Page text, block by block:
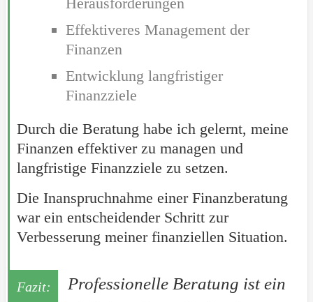
Effektiveres Management der
Finanzen
Entwicklung langfristiger
Finanzziele
Durch die Beratung habe ich gelernt, meine
Finanzen effektiver zu managen und
langfristige Finanzziele zu setzen.
Die Inanspruchnahme einer Finanzberatung
war ein entscheidender Schritt zur
Verbesserung meiner finanziellen Situation.
Professionelle Beratung ist ein